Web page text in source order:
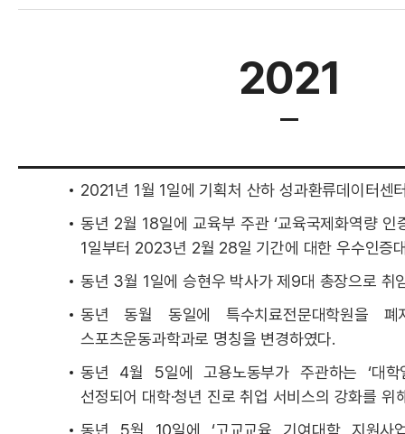
2021
2021년 1월 1일에 기획처 산하 성과환류데이터센
동년 2월 18일에 교육부 주관 ‘교육국제화역량
1일부터 2023년 2월 28일 기간에 대한 우수인증
동년 3월 1일에 승현우 박사가 제9대 총장으로 취
동년 동월 동일에 특수치료전문대학원을 폐
스포츠운동과학과로 명칭을 변경하였다.
동년 4월 5일에 고용노동부가 주관하는 ‘대학
선정되어 대학·청년 진로 취업 서비스의 강화를 위
동년 5월 10일에 ‘고교교육 기여대학 지원사